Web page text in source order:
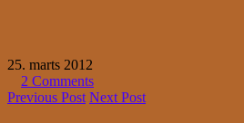
25. marts 2012
2 Comments
Previous Post Next Post